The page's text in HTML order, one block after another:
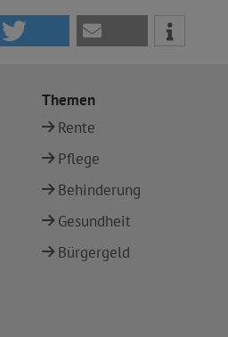
Themen
Rente
Pflege
Behinderung
Gesundheit
Bürgergeld